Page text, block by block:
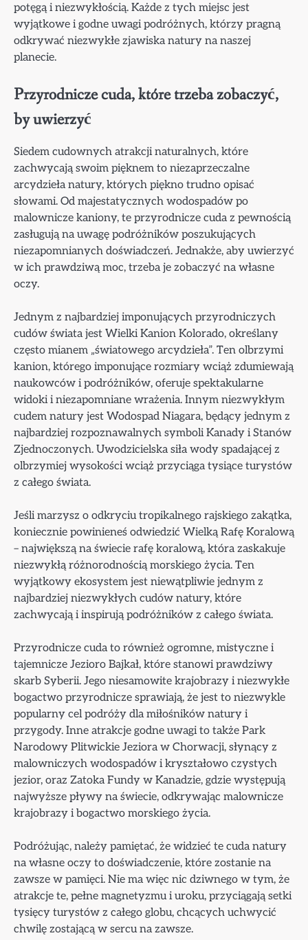
potęgą i niezwykłością. Każde z tych miejsc jest
wyjątkowe i godne uwagi podróżnych, którzy pragną
odkrywać niezwykłe zjawiska natury na naszej
planecie.
Przyrodnicze cuda, które trzeba zobaczyć,
by uwierzyć
Siedem cudownych atrakcji naturalnych, które
zachwycają swoim pięknem to niezaprzeczalne
arcydzieła natury, których piękno trudno opisać
słowami. Od majestatycznych wodospadów po
malownicze kaniony, te przyrodnicze cuda z pewnością
zasługują na uwagę podróżników poszukujących
niezapomnianych doświadczeń. Jednakże, aby uwierzyć
w ich prawdziwą moc, trzeba je zobaczyć na własne
oczy.
Jednym z najbardziej imponujących przyrodniczych
cudów świata jest Wielki Kanion Kolorado, określany
często mianem „światowego arcydzieła”. Ten olbrzymi
kanion, którego imponujące rozmiary wciąż zdumiewają
naukowców i podróżników, oferuje spektakularne
widoki i niezapomniane wrażenia. Innym niezwykłym
cudem natury jest Wodospad Niagara, będący jednym z
najbardziej rozpoznawalnych symboli Kanady i Stanów
Zjednoczonych. Uwodzicielska siła wody spadającej z
olbrzymiej wysokości wciąż przyciąga tysiące turystów
z całego świata.
Jeśli marzysz o odkryciu tropikalnego rajskiego zakątka,
koniecznie powinieneś odwiedzić Wielką Rafę Koralową
– największą na świecie rafę koralową, która zaskakuje
niezwykłą różnorodnością morskiego życia. Ten
wyjątkowy ekosystem jest niewątpliwie jednym z
najbardziej niezwykłych cudów natury, które
zachwycają i inspirują podróżników z całego świata.
Przyrodnicze cuda to również ogromne, mistyczne i
tajemnicze Jezioro Bajkał, które stanowi prawdziwy
skarb Syberii. Jego niesamowite krajobrazy i niezwykłe
bogactwo przyrodnicze sprawiają, że jest to niezwykle
popularny cel podróży dla miłośników natury i
przygody. Inne atrakcje godne uwagi to także Park
Narodowy Plitwickie Jeziora w Chorwacji, słynący z
malowniczych wodospadów i kryształowo czystych
jezior, oraz Zatoka Fundy w Kanadzie, gdzie występują
najwyższe pływy na świecie, odkrywając malownicze
krajobrazy i bogactwo morskiego życia.
Podróżując, należy pamiętać, że widzieć te cuda natury
na własne oczy to doświadczenie, które zostanie na
zawsze w pamięci. Nie ma więc nic dziwnego w tym, że
atrakcje te, pełne magnetyzmu i uroku, przyciągają setki
tysięcy turystów z całego globu, chcących uchwycić
chwilę zostającą w sercu na zawsze.